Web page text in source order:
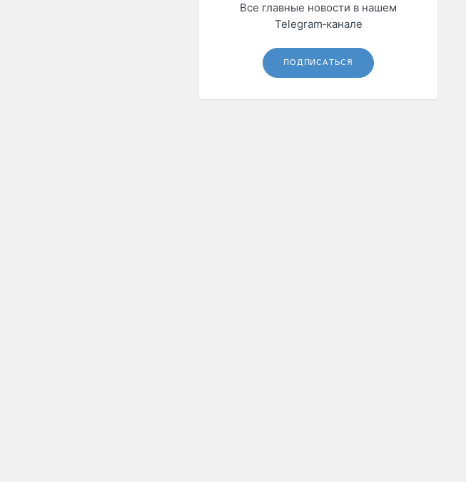
Все главные новости в нашем
Telegram‑канале
ПОДПИСАТЬСЯ